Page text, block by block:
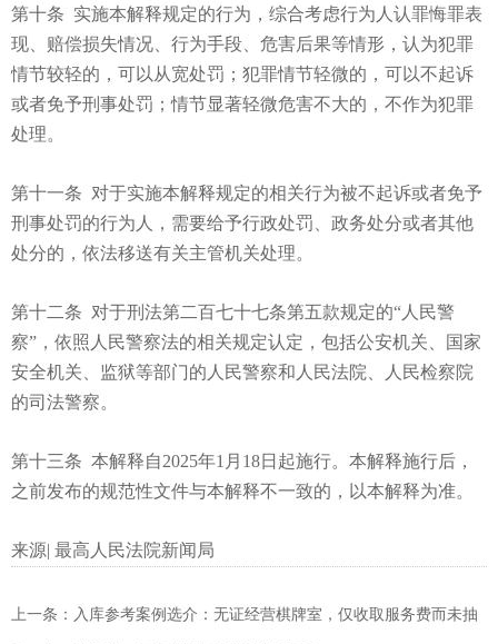
第十条 实施本解释规定的行为，综合考虑行为人认罪悔罪表
现、赔偿损失情况、行为手段、危害后果等情形，认为犯罪
情节较轻的，可以从宽处罚；犯罪情节轻微的，可以不起诉
或者免予刑事处罚；情节显著轻微危害不大的，不作为犯罪
处理。
第十一条 对于实施本解释规定的相关行为被不起诉或者免予
刑事处罚的行为人，需要给予行政处罚、政务处分或者其他
处分的，依法移送有关主管机关处理。
第十二条 对于刑法第二百七十七条第五款规定的“人民警
察”，依照人民警察法的相关规定认定，包括公安机关、国家
安全机关、监狱等部门的人民警察和人民法院、人民检察院
的司法警察。
第十三条 本解释自2025年1月18日起施行。本解释施行后，
之前发布的规范性文件与本解释不一致的，以本解释为准。
来源| 最高人民法院新闻局
上一条：入库参考案例选介：无证经营棋牌室，仅收取服务费而未抽